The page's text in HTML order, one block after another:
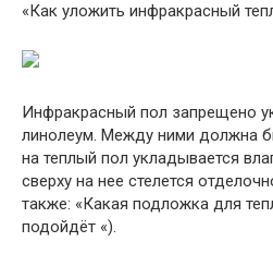
«Как уложить инфракрасный
Инфракрасный пол запрещено
линолеум. Между ними должна
на теплый пол укладывается
сверху на нее стелется
также: «Какая подложка для
подойдёт «).